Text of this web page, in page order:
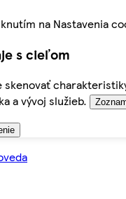
na Nastavenia
s cieľom
a vývoj služieb.